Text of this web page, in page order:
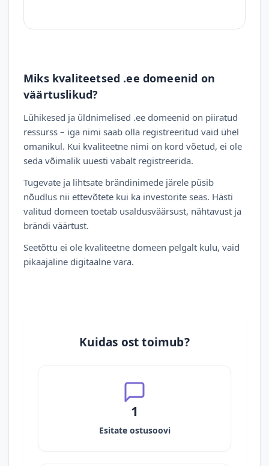
Miks kvaliteetsed .ee domeenid on
väärtuslikud?
Lühikesed ja üldnimelised .ee domeenid on piiratud
ressurss – iga nimi saab olla registreeritud vaid ühel
omanikul. Kui kvaliteetne nimi on kord võetud, ei ole
seda võimalik uuesti vabalt registreerida.
Tugevate ja lihtsate brändinimede järele püsib
nõudlus nii ettevõtete kui ka investorite seas. Hästi
valitud domeen toetab usaldusväärsust, nähtavust ja
brändi väärtust.
Seetõttu ei ole kvaliteetne domeen pelgalt kulu, vaid
pikaajaline digitaalne vara.
Kuidas ost toimub?
1
Esitate ostusoovi